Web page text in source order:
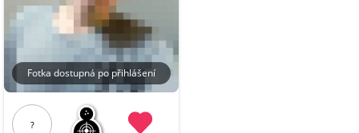
Fotka dostupná po přihlášení
?